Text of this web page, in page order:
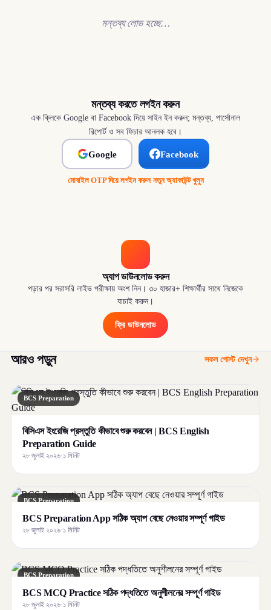
মন্তব্য লোড হচ্ছে…
মন্তব্য করতে লগইন করুন
এক ক্লিকে Google বা Facebook দিয়ে সাইন ইন করুন; মন্তব্য, পার্সোনাল
রিপোর্ট ও সব ফিচার আনলক হবে।
Google Facebook
মোবাইল OTP দিয়ে লগইন করুন·নতুন অ্যাকাউন্ট খুলুন
অ্যাপ ডাউনলোড করুন
পড়ার পর সরাসরি লাইভ পরীক্ষায় অংশ নিন। ৩০ হাজার+ শিক্ষার্থীর সাথে নিজেকে
যাচাই করুন।
ফ্রি ডাউনলোড
আরও পড়ুন সকল পোস্ট দেখুন
BCS Preparation
বিসিএস ইংরেজি প্রস্তুতি কীভাবে শুরু করবেন | BCS English
Preparation Guide
২৮ জুলাই ২০২৬·১ মিনিট
BCS Preparation
BCS Preparation App সঠিক অ্যাপ বেছে নেওয়ার সম্পূর্ণ গাইড
২৮ জুলাই ২০২৬·১ মিনিট
BCS Preparation
BCS MCQ Practice সঠিক পদ্ধতিতে অনুশীলনের সম্পূর্ণ গাইড
২৮ জুলাই ২০২৬·১ মিনিট